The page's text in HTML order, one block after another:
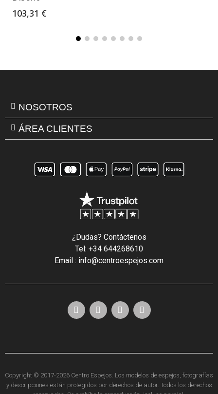
103,31 €
NOSOTROS
ÁREA CLIENTES
¿Dudas? Contáctenos
Tel: +34 644268610
Email : info@centroespejos.com
Copyright © 2017-2026 Centro Espejos. Los modelos de espejos, fotografías
y descripciones están protegidos por derechos de autor. Todos los derechos